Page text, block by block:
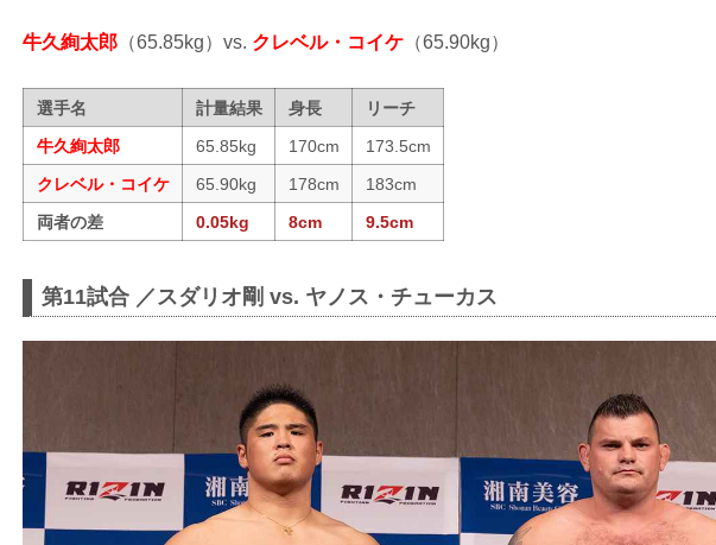
牛久絢太郎 （65.85kg）vs. クレベル・コイケ （65.90kg）
選手名 計量結果 身長
リーチ
牛久絢太郎
65.85kg 170cm
173.5cm
クレベル・コイケ
65.90kg 178cm
183cm
両者の差
0.05kg 8cm 9.5cm
第11試合 ／スダリオ剛 vs. ヤノス・チューカス